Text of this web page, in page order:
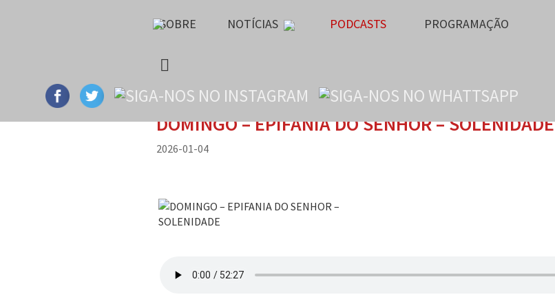
SOBRE NOTÍCIAS PODCASTS PROGRAMAÇÃO
DOMINGO – EPIFANIA DO SENHOR – SOLENIDADE
2026-01-04